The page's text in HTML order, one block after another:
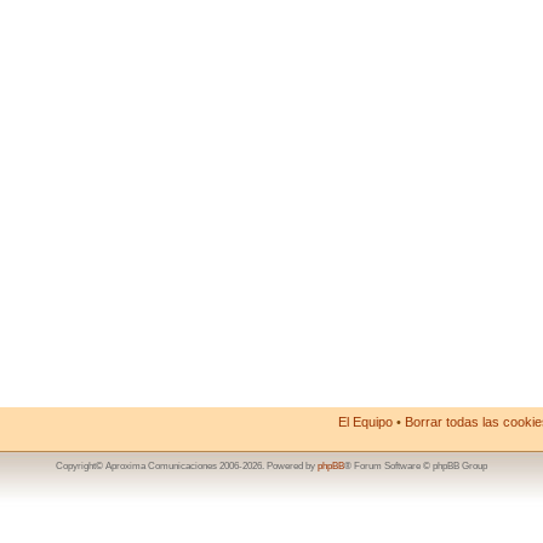
El Equipo • Borrar todas las
Copyright© Aproxima Comunicaciones 2006-2026. Powered by phpBB® Forum Software © phpBB Group